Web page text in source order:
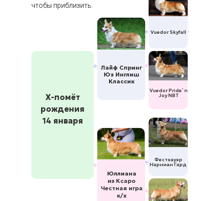
Лайф Спринг
Юз Инглиш
Классик
Юллиана
из Ксаро
Честная игра
к/х
Фестхауэр
Нарниан Гард
Vuedor Pride`n
Joy NBT
Vuedor Skyfall
Х-помёт
рождения
14 января
чтобы приблизить.